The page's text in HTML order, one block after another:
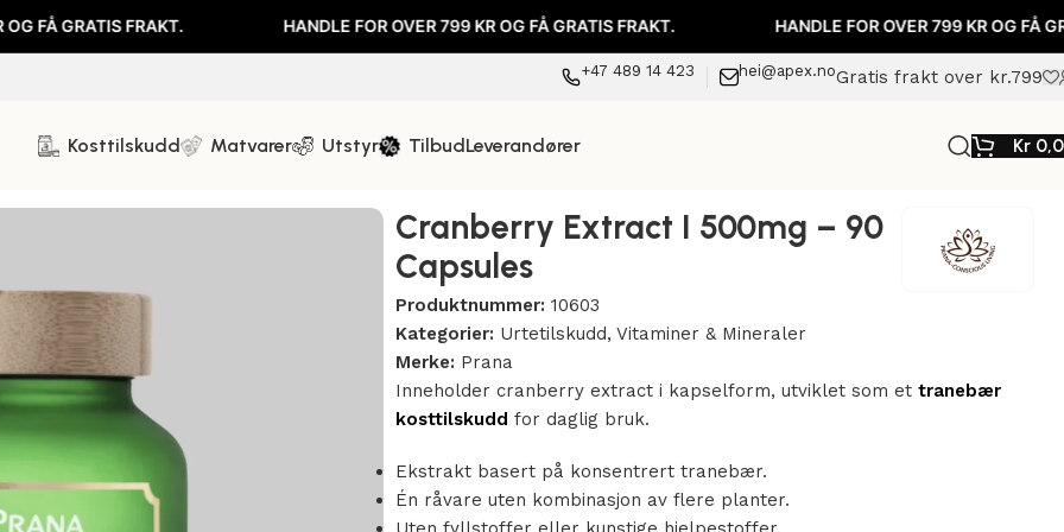
FRAKT. HANDLE FOR OVER 799 KR OG FÅ GRATIS FRAKT. HANDLE FOR OVER 799 KR OG FÅ GRATIS FRAKT.
+47 489 14 423 hei@apex.noGratis frakt over kr.799
Kosttilskudd Matvarer Utstyr TilbudLeverandører Kr
Cranberry Extract I 500mg – 90
Capsules
Produktnummer:10603
Kategorier: Urtetilskudd, Vitaminer & Mineraler
Merke: Prana
Inneholder cranberry extract i kapselform, utviklet som ettranebær
kosttilskudd for daglig bruk.
Ekstrakt basert på konsentrert tranebær.
Én råvare uten kombinasjon av flere planter.